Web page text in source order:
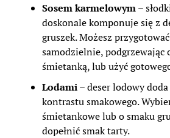
Sosem karmelowym–
doskonale komponuje się z
gruszek. Możesz
samodzielnie, podgrzewając
śmietanką, lub użyć
Lodami– deser lodowy
kontrastu smakowego.
śmietankowe lub o smaku
dopełnić smak tarty.